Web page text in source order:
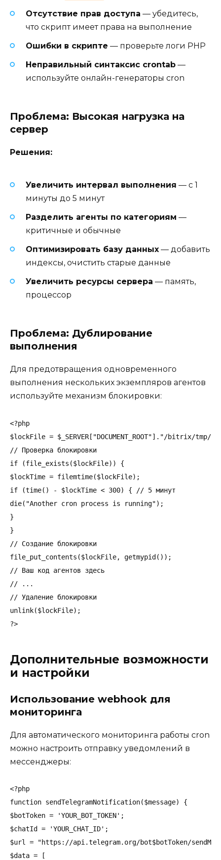
Отсутствие прав доступа — убедитесь,
что скрипт имеет права на выполнение
Ошибки в скрипте — проверьте логи PHP
Неправильный синтаксис crontab —
используйте онлайн-генераторы cron
Проблема: Высокая нагрузка на
сервер
Решения:
Увеличить интервал выполнения — с 1
минуты до 5 минут
Разделить агенты по категориям —
критичные и обычные
Оптимизировать базу данных — добавить
индексы, очистить старые данные
Увеличить ресурсы сервера — память,
процессор
Проблема: Дублирование
выполнения
Для предотвращения одновременного
выполнения нескольких экземпляров агентов
используйте механизм блокировки:
<?php
$lockFile = $_SERVER["DOCUMENT_ROOT"]."/bitrix/tmp/
// Проверка блокировки
if (file_exists($lockFile)) {
$lockTime = filemtime($lockFile);
if (time() - $lockTime < 300) { // 5 минут
die("Another cron process is running");
}
}
// Создание блокировки
file_put_contents($lockFile, getmypid());
// Ваш код агентов здесь
// ...
// Удаление блокировки
unlink($lockFile);
?>
Дополнительные возможности
и настройки
Использование webhook для
мониторинга
Для автоматического мониторинга работы cron
можно настроить отправку уведомлений в
мессенджеры:
<?php
function sendTelegramNotification($message) {
$botToken = 'YOUR_BOT_TOKEN';
$chatId = 'YOUR_CHAT_ID';
$url = "https://api.telegram.org/bot$botToken/
$data = [